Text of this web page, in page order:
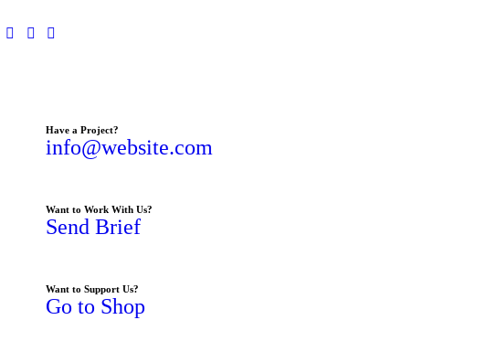
Have a Project?
info@website.com
Want to Work With Us?
Send Brief
Want to Support Us?
Go to Shop